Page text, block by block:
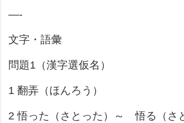
—-
文字・語彙
問題1（漢字選仮名）
1 翻弄（ほんろう）
2 悟った（さとった）～ 悟る（さ